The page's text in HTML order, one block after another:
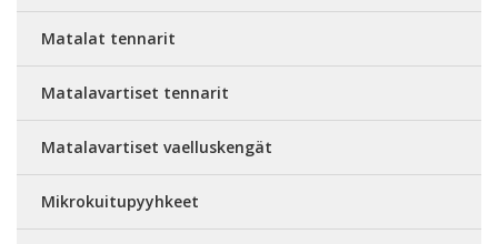
Matalat tennarit
Matalavartiset tennarit
Matalavartiset vaelluskengät
Mikrokuitupyyhkeet